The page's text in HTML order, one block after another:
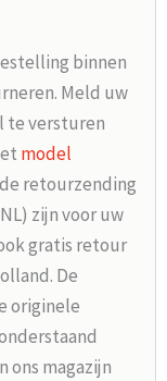
binnen
Meld uw
te versturen
model
retourzending
zijn voor uw
gratis retour
De
originele
ons magazijn